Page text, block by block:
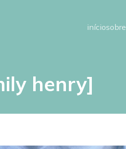
iníciosobre
henry]